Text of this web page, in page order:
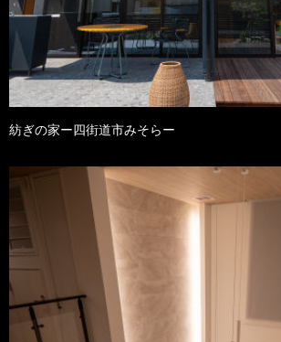
紡ぎの家ー四街道市みそらー